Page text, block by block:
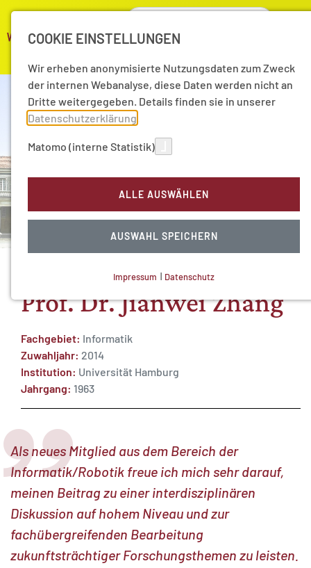
Prof. Dr. Jianwei Zhang
Fachgebiet: Informatik
Zuwahljahr: 2014
Institution: Universität Hamburg
Jahrgang: 1963
Als neues Mitglied aus dem Bereich der
Informatik/Robotik freue ich mich sehr darauf,
meinen Beitrag zu einer interdisziplinären
Diskussion auf hohem Niveau und zur
fachübergreifenden Bearbeitung
zukunftsträchtiger Forschungsthemen zu leisten.
COOKIE EINSTELLUNGEN
Wir erheben anonymisierte Nutzungsdaten zum Zweck
der internen Webanalyse, diese Daten werden nicht an
Dritte weitergegeben. Details finden sie in unserer
Datenschutzerklärung
Matomo (interne Statistik)
ALLE AUSWÄHLEN
AUSWAHL SPEICHERN
Technisch notwendig.
Diese Informationen helfen uns zu verstehen, wie
unsere Besucher unsere Website nutzen.
Matomo
Impressum | Datenschutz